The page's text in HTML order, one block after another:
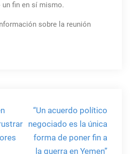
un fin en sí mismo.
sobre la reunión
“Un acuerdo político
negociado es la única
forma de poner fin a
la guerra en Yemen”